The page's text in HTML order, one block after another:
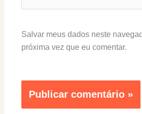
Salvar meus dados neste
próxima vez que eu comentar.